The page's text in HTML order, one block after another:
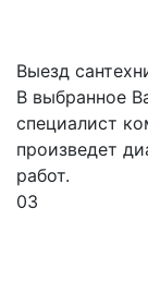
Выезд
В выбранное
специалист
произведет
работ.
03